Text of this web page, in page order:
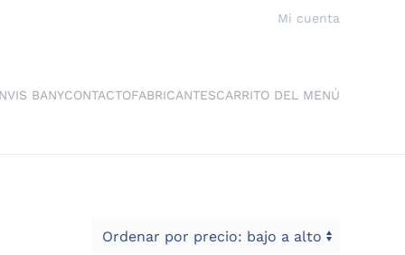
Mi cuenta
BANYCONTACTOFABRICANTESCARRITO DEL MENÚ